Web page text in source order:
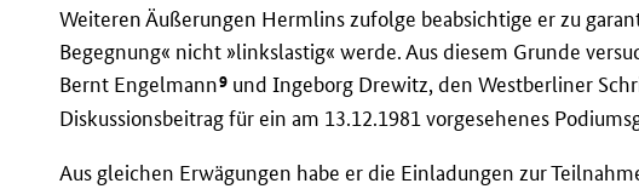
Weiteren Äußerungen Hermlins zufolge beabsichtige er zu
Begegnung« nicht »linkslastig« werde. Aus diesem Grunde
Bernt Engelmann9 und Ingeborg Drewitz, den Westberliner
Diskussionsbeitrag für ein am 13.12.1981 vorgesehenes
Aus gleichen Erwägungen habe er die Einladungen zur